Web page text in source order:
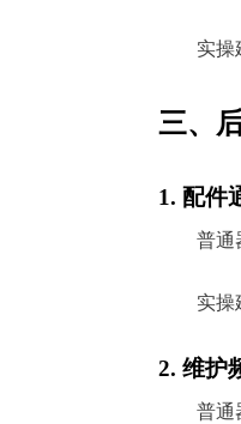
实操
三、
1. 配件
普通
实操
2. 维护
普通